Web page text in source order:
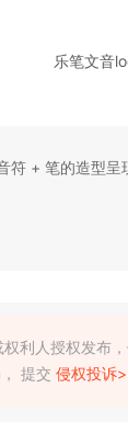
乐笔文音
符 + 笔的造型
利人授权发布
提交 侵权投诉>